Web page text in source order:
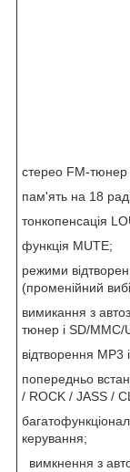
стерео FM-тюнер
пам'ять на 18
тонкопенсація
функція MUTE;
режими
(променійний
вимикання з
тюнер і SD/MMC/
відтворення МР3
попередньо
/ ROCK / JASS /
керування;
вимкнення з